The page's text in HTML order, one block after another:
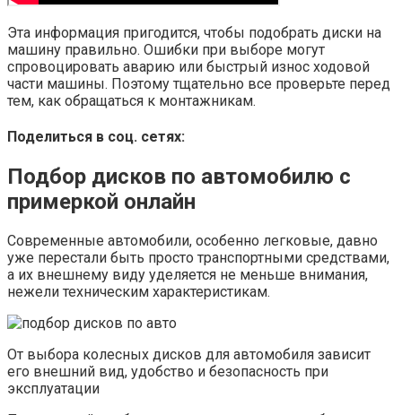
Эта информация пригодится, чтобы подобрать диски на
машину правильно. Ошибки при выборе могут
спровоцировать аварию или быстрый износ ходовой
части машины. Поэтому тщательно все проверьте перед
тем, как обращаться к монтажникам.
Поделиться в соц. сетях:
Подбор дисков по автомобилю с
примеркой онлайн
Современные автомобили, особенно легковые, давно
уже перестали быть просто транспортными средствами,
а их внешнему виду уделяется не меньше внимания,
нежели техническим характеристикам.
От выбора колесных дисков для автомобиля зависит
его внешний вид, удобство и безопасность при
эксплуатации